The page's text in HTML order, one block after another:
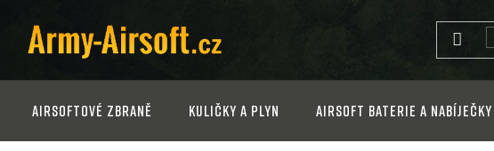
obsah
Airsoftové zbraně Kuličky a plyn Airsoft baterie a nabíječky